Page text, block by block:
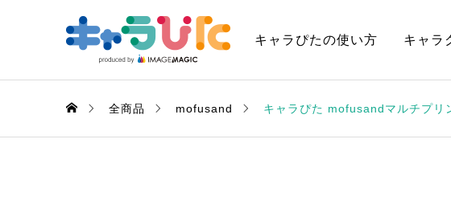
キャラぴたの使い方 キャラ
全商品 mofusand キャラぴた mofusandマルチプリ